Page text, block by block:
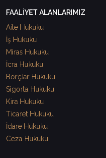
FAALİYET ALANLARIMIZ
Aile Hukuku
İş Hukuku
Miras Hukuku
İcra Hukuku
Borçlar Hukuku
Sigorta Hukuku
Kira Hukuku
Ticaret Hukuku
İdare Hukuku
Ceza Hukuku